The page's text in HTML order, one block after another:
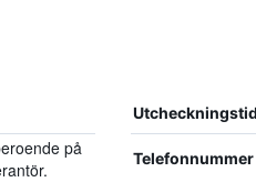
Utcheckningstid
på